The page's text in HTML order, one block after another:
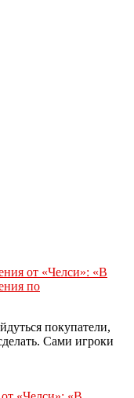
от «Челси»: «В
по
покупатели,
Сами игроки